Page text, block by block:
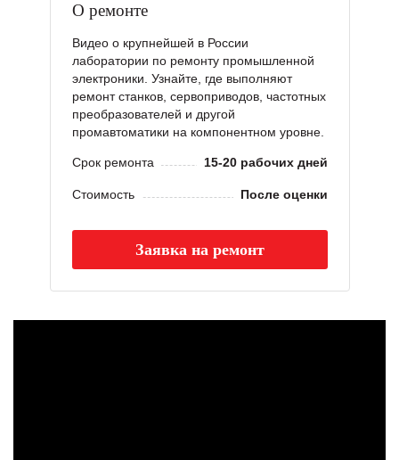
О ремонте
Видео о крупнейшей в России
лаборатории по ремонту промышленной
электроники. Узнайте, где выполняют
ремонт станков, сервоприводов, частотных
преобразователей и другой
промавтоматики на компонентном уровне.
Срок ремонта 15-20 рабочих дней
Стоимость После оценки
Заявка на ремонт